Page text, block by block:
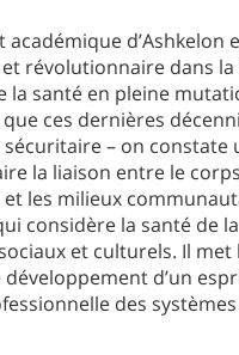
d’Ashkelon
révolutionnaire dans
la santé en pleine
ces dernières
– on
la liaison entre le
les milieux
considère la santé de
et culturels. Il met
d’un
des